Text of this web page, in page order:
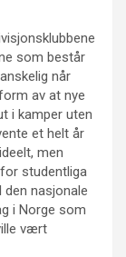
som består
når
av at nye
i kamper uten
et helt år
men
studentliga
nasjonale
i Norge som
vært